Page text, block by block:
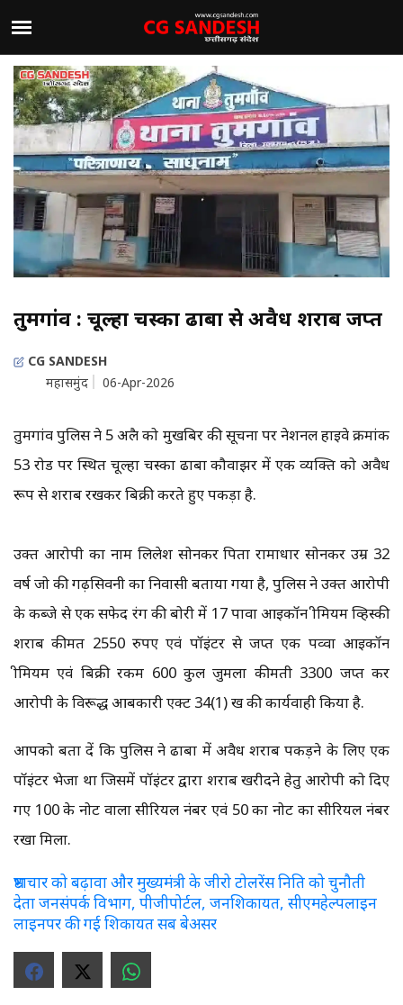
तुमगांव : चूल्हा चस्का ढाबा से अवैध शराब जप्त
CG SANDESH
महासमुंद
06-Apr-2026
तुमगांव पुलिस ने 5 अप्रैल को मुखबिर की सूचना पर नेशनल हाइवे क्रमांक
53 रोड पर स्थित चूल्हा चस्का ढाबा कौवाझर में एक व्यक्ति को अवैध
रूप से शराब रखकर बिक्री करते हुए पकड़ा है.
उक्त आरोपी का नाम लिलेश सोनकर पिता रामाधार सोनकर उम्र 32
वर्ष जो की गढ़सिवनी का निवासी बताया गया है, पुलिस ने उक्त आरोपी
के कब्जे से एक सफेद रंग की बोरी में 17 पावा आइकॉन प्रीमियम व्हिस्की
शराब कीमत 2550 रुपए एवं पॉइंटर से जप्त एक पव्वा आइकॉन
प्रीमियम एवं बिक्री रकम ₹600 कुल जुमला कीमती 3300 जप्त कर
आरोपी के विरूद्ध आबकारी एक्ट 34(1) ख की कार्यवाही किया है.
आपको बता दें कि पुलिस ने ढाबा में अवैध शराब पकड़ने के लिए एक
पॉइंटर भेजा था जिसमें पॉइंटर द्वारा शराब खरीदने हेतु आरोपी को दिए
गए 100 के नोट वाला सीरियल नंबर एवं ₹50 का नोट का सीरियल नंबर
रखा मिला.
भ्रष्टाचार को बढ़ावा और मुख्यमंत्री के जीरो टोलरेंस निति को चुनौती
देता जनसंपर्क विभाग, पीजीपोर्टल, जनशिकायत, सीएमहेल्पलाइन
लाइनपर की गई शिकायत सब बेअसर